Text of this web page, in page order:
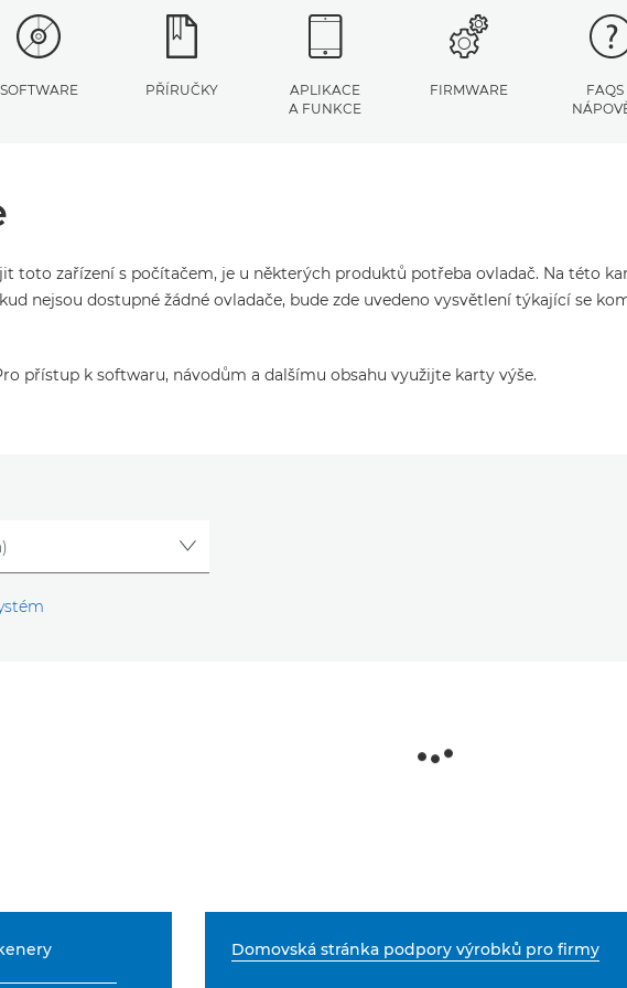
SOFTWARE PŘÍRUČKY
APLIKACE
A FUNKCE
FIRMWARE
FAQS
toto zařízení s počítačem, je u některých produktů potřeba ovladač. Na této
nejsou dostupné žádné ovladače, bude zde uvedeno vysvětlení týkající se
přístup k softwaru, návodům a dalšímu obsahu využijte karty výše.
Domovská stránka podpory výrobků pro firmy